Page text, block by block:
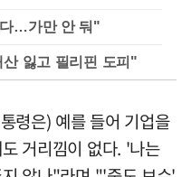
…가만 안 둬"
잃고 필리핀 도피"
령은) 예를 들어 기업을
거리낌이 없다. '나는